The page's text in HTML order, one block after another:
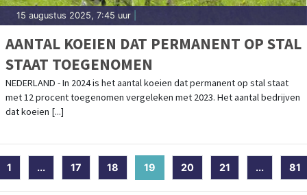
15 augustus 2025, 7:45 uur
AANTAL KOEIEN DAT PERMANENT OP STAL
STAAT TOEGENOMEN
NEDERLAND - In 2024 is het aantal koeien dat permanent op stal staat
met 12 procent toegenomen vergeleken met 2023. Het aantal bedrijven
dat koeien [...]
1 ... 17 18 19 (current)
20 21 ... 81